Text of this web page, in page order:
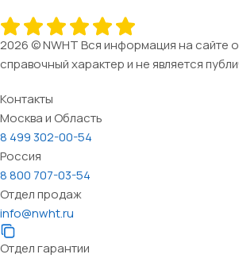
2026 © NWHT Вся информация на сайте
справочный характер и не является
Контакты
Москва и Область
8 499 302-00-54
Россия
8 800 707-03-54
Отдел продаж
info@nwht.ru
Отдел гарантии